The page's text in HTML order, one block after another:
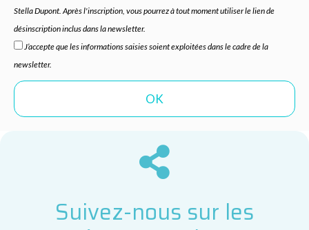
Stella Dupont. Après l'inscription, vous pourrez à tout moment utiliser le lien de
désinscription inclus dans la newsletter.
J’accepte que les informations saisies soient exploitées dans le cadre de la
newsletter.
Suivez-nous sur les